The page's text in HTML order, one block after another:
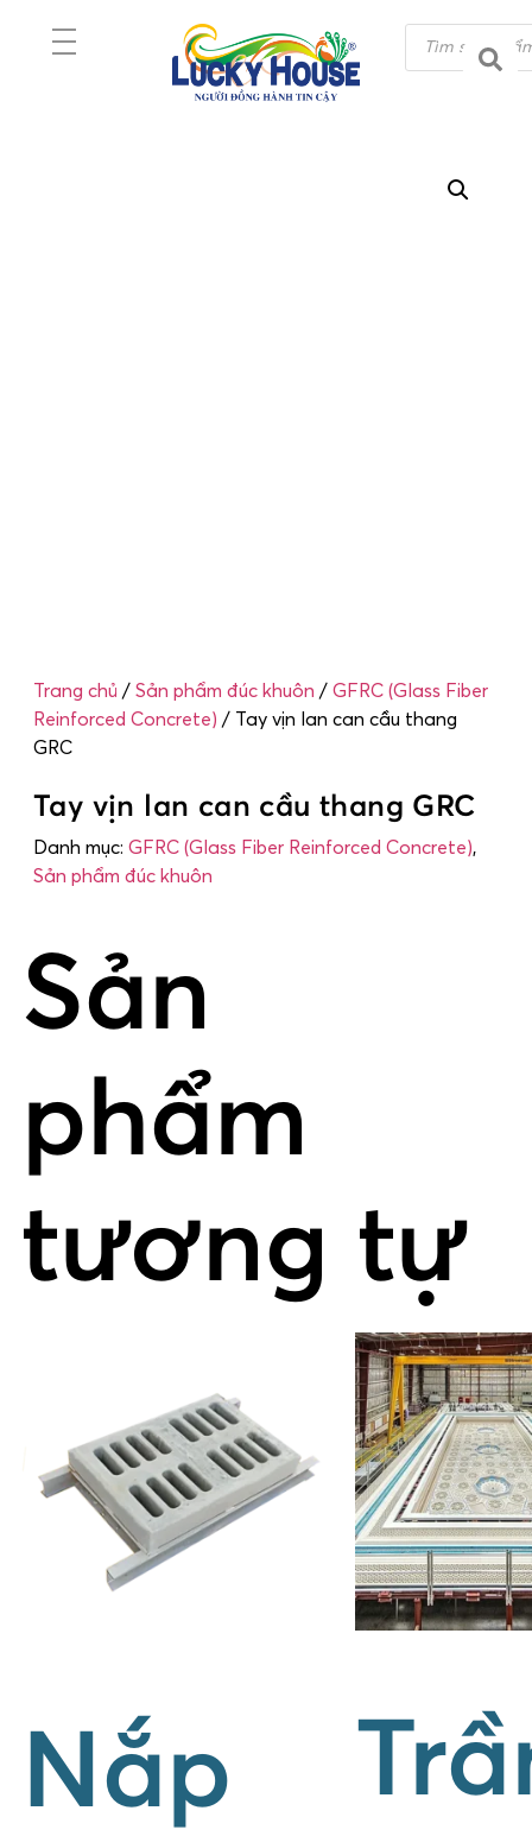
Trang chủ / Sản phẩm đúc khuôn / GFRC (Glass Fiber
Reinforced Concrete) / Tay vịn lan can cầu thang
GRC
Tay vịn lan can cầu thang GRC
Danh mục: GFRC (Glass Fiber Reinforced Concrete),
Sản phẩm đúc khuôn
Sản
phẩm
tương tự
Nắp